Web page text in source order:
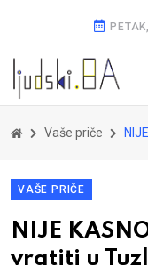
Vaše priče NIJE
VAŠE PRIČE
NIJE
vratiti u